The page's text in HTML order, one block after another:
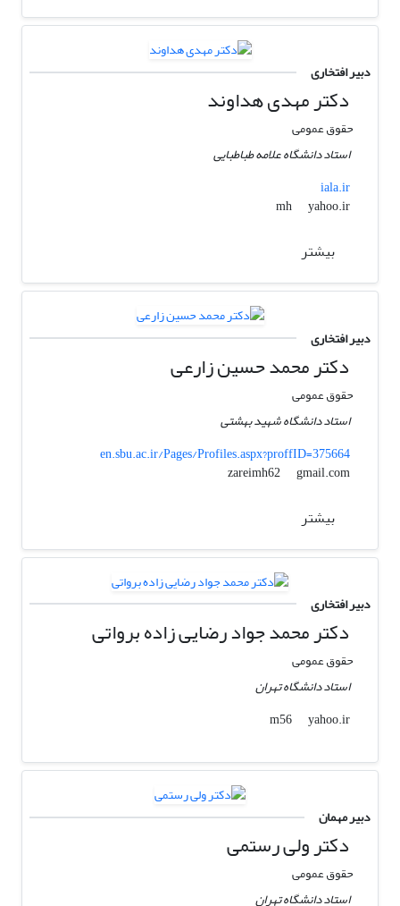
دبیر افتخاری
دکتر مهدی هداوند
حقوق عمومی
استاد دانشگاه علامه طباطبایی
iala.ir
mh
yahoo.ir
بیشتر
دبیر افتخاری
دکتر محمد حسین زارعی
حقوق عمومی
استاد دانشگاه شهید بهشتی
en.sbu.ac.ir/Pages/Profiles.aspx?proffID=375664
zareimh62
gmail.com
بیشتر
دبیر افتخاری
دکتر محمد جواد رضایی زاده برواتی
حقوق عمومی
استاد دانشگاه تهران
m56
yahoo.ir
دبیر مهمان
دکتر ولی رستمی
حقوق عمومی
استاد دانشگاه تهران